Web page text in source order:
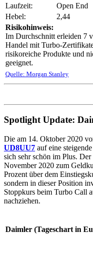
Laufzeit:
Open End
Hebel:
2,44
Risikohinweis:
Im Durchschnitt erleiden 7
Handel mit Turbo-
risikoreiche Produkte und
geeignet.
Quelle: Morgan Stanley
Spotlight Update:
Die am 14. Oktober 2020
UD8UU7 auf eine
sich sehr schön im Plus.
November 2020 zum
Prozent über dem
sondern in dieser Position
Stoppkurs beim Turbo Call
nachziehen.
Daimler (Tageschart in